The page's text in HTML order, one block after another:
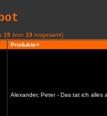
19 (von 19 insgesamt)
Produkte+
Alexander, Peter - Das tat ich alles